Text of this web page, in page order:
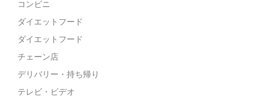
コンビニ
ダイエットフード
ダイエットフード
チェーン店
デリバリー・持ち帰り
テレビ・ビデオ